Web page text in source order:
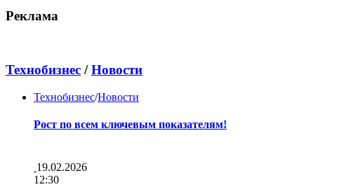
Реклама
Технобизнес /Новости
Технобизнес/Новости
Рост по всем ключевым показателям!
19.02.2026
12:30